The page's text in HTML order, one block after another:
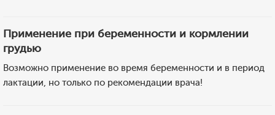
Применение при беременности и кормлении
грудью
Возможно применение во время беременности и в период
лактации, но только по рекомендации врача!